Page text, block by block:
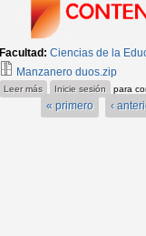
Facultad: Ciencias de la
Manzanero duos.zip
Leer más sobre Pedro
Inicie sesión para
« primero ‹